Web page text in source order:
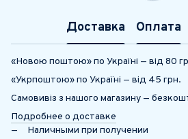
Доставка Оплата
«Новою поштою» по Україні — від 80
«Укрпоштою» по Україні — від 45 грн.
Самовивіз з нашого магазину —
Подробнее о доставке
Наличными при получении